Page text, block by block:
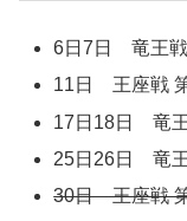
6日7日 竜王戦
11日 王座戦
17日18日 竜
25日26日 竜
30日 王座戦